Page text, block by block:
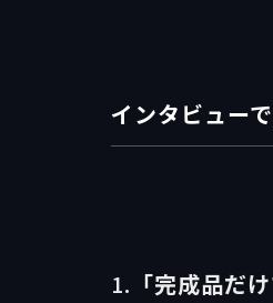
インタビュー
1. 「完成品だ